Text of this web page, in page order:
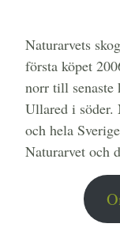
Naturarvets
första köpet
norr till senaste
Ullared i söder.
och hela
Naturarvet och